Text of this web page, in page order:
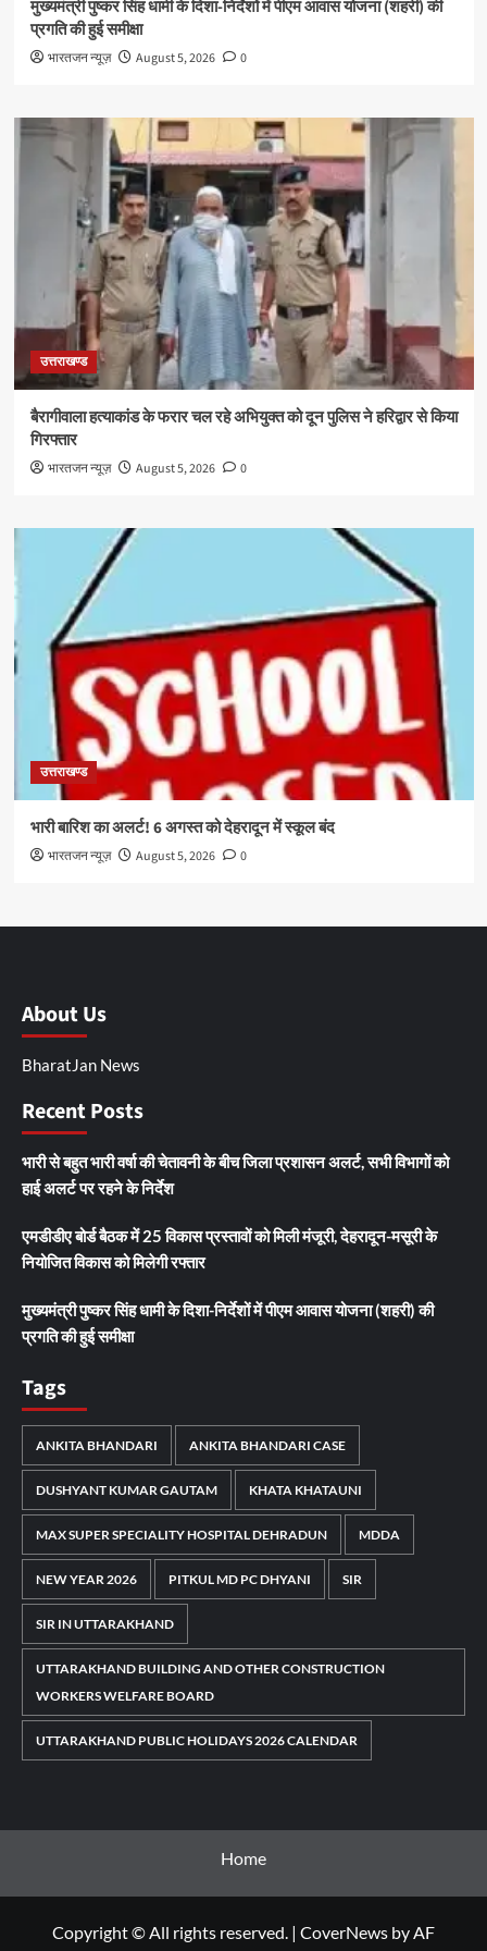
मुख्यमंत्री पुष्कर सिंह धामी के दिशा-निर्देशों में पीएम आवास योजना (शहरी) की
प्रगति की हुई समीक्षा
भारतजन न्यूज़ August 5, 2026 0
उत्तराखण्ड
बैरागीवाला हत्याकांड के फरार चल रहे अभियुक्त को दून पुलिस ने हरिद्वार से किया
गिरफ्तार
भारतजन न्यूज़ August 5, 2026 0
उत्तराखण्ड
भारी बारिश का अलर्ट! 6 अगस्त को देहरादून में स्कूल बंद
भारतजन न्यूज़ August 5, 2026 0
About Us
BharatJan News
Recent Posts
भारी से बहुत भारी वर्षा की चेतावनी के बीच जिला प्रशासन अलर्ट, सभी विभागों को
हाई अलर्ट पर रहने के निर्देश
एमडीडीए बोर्ड बैठक में 25 विकास प्रस्तावों को मिली मंजूरी, देहरादून-मसूरी के
नियोजित विकास को मिलेगी रफ्तार
मुख्यमंत्री पुष्कर सिंह धामी के दिशा-निर्देशों में पीएम आवास योजना (शहरी) की
प्रगति की हुई समीक्षा
Tags
ANKITA BHANDARI ANKITA BHANDARI CASE
DUSHYANT KUMAR GAUTAM KHATA KHATAUNI
MAX SUPER SPECIALITY HOSPITAL DEHRADUN MDDA
NEW YEAR 2026 PITKUL MD PC DHYANI SIR
SIR IN UTTARAKHAND
UTTARAKHAND BUILDING AND OTHER CONSTRUCTION
WORKERS WELFARE BOARD
UTTARAKHAND PUBLIC HOLIDAYS 2026 CALENDAR
Home
Copyright © All rights reserved. | CoverNews by AF